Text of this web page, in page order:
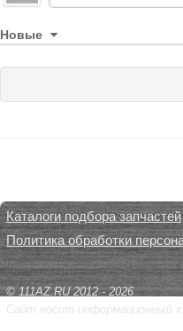
Новые
Каталоги подбора запчастей
Политика обработки
© 111AZ.RU 2012 - 2026
Сайт носит информационный